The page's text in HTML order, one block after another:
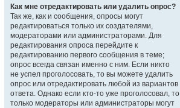
Как мне отредактировать или удалить опрос?
Так же, как и сообщения, опросы могут
редактироваться только их создателями,
модераторами или администраторами. Для
редактирования опроса перейдите к
редактированию первого сообщения в теме;
опрос всегда связан именно с ним. Если никто
не успел проголосовать, то вы можете удалить
опрос или отредактировать любой из вариантов
ответа. Однако если кто-то уже проголосовал, то
только модераторы или администраторы могут